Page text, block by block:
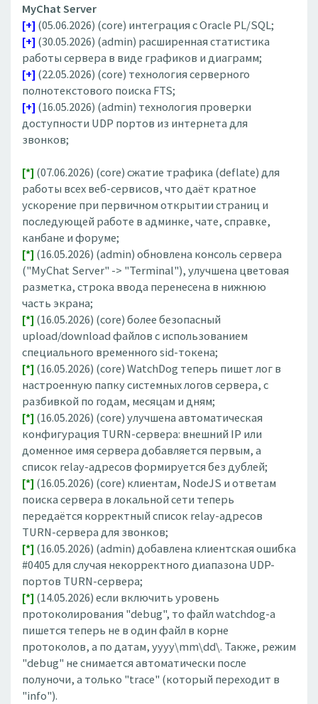
MyChat Server
[+] (05.06.2026) (core) интеграция с Oracle PL/SQL;
[+] (30.05.2026) (admin) расширенная статистика
работы сервера в виде графиков и диаграмм;
[+] (22.05.2026) (core) технология серверного
полнотекстового поиска FTS;
[+] (16.05.2026) (admin) технология проверки
доступности UDP портов из интернета для
звонков;
[*] (07.06.2026) (core) сжатие трафика (deflate) для
работы всех веб-сервисов, что даёт кратное
ускорение при первичном открытии страниц и
последующей работе в админке, чате, справке,
канбане и форуме;
[*] (16.05.2026) (admin) обновлена консоль сервера
("MyChat Server" -> "Terminal"), улучшена цветовая
разметка, строка ввода перенесена в нижнюю
часть экрана;
[*] (16.05.2026) (core) более безопасный
upload/download файлов с использованием
специального временного sid-токена;
[*] (16.05.2026) (core) WatchDog теперь пишет лог в
настроенную папку системных логов сервера, с
разбивкой по годам, месяцам и дням;
[*] (16.05.2026) (core) улучшена автоматическая
конфигурация TURN-сервера: внешний IP или
доменное имя сервера добавляется первым, а
список relay-адресов формируется без дублей;
[*] (16.05.2026) (core) клиентам, NodeJS и ответам
поиска сервера в локальной сети теперь
передаётся корректный список relay-адресов
TURN-сервера для звонков;
[*] (16.05.2026) (admin) добавлена клиентская ошибка
#0405 для случая некорректного диапазона UDP-
портов TURN-сервера;
[*] (14.05.2026) если включить уровень
протоколирования "debug", то файл watchdog-а
пишется теперь не в один файл в корне
протоколов, а по датам, yyyy\mm\dd\. Также, режим
"debug" не снимается автоматически после
полуночи, а только "trace" (который переходит в
"info").